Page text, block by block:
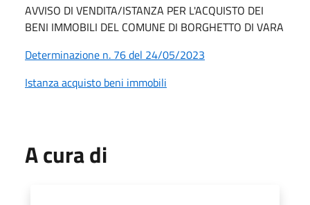
AVVISO DI VENDITA/ISTANZA PER L'ACQUISTO DEI
BENI IMMOBILI DEL COMUNE DI BORGHETTO DI VARA
Determinazione n. 76 del 24/05/2023
Istanza acquisto beni immobili
A cura di